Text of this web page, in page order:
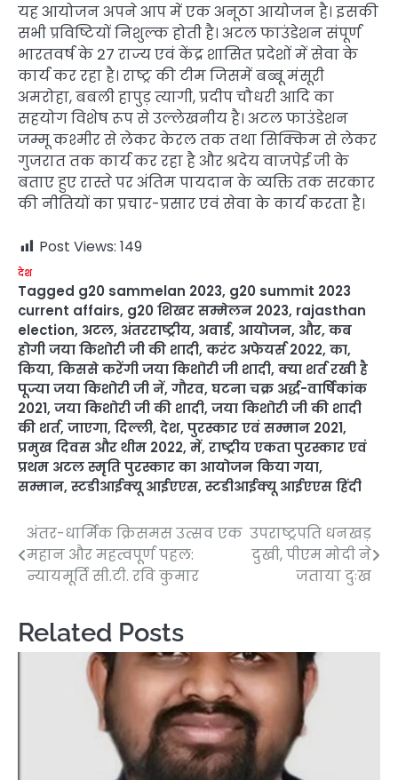
यह आयोजन अपने आप में एक अनूठा आयोजन है। इसकी
सभी प्रविष्टियों निशुल्क होती है। अटल फाउंडेशन संपूर्ण
भारतवर्ष के 27 राज्य एवं केंद्र शासित प्रदेशों में सेवा के
कार्य कर रहा है। राष्ट्र की टीम जिसमें बब्बू मंसूरी
अमरोहा, बबली हापुड़ त्यागी, प्रदीप चौधरी आदि का
सहयोग विशेष रूप से उल्लेखनीय है। अटल फाउंडेशन
जम्मू कश्मीर से लेकर केरल तक तथा सिक्किम से लेकर
गुजरात तक कार्य कर रहा है और श्रदेय वाजपेई जी के
बताए हुए रास्ते पर अंतिम पायदान के व्यक्ति तक सरकार
की नीतियों का प्रचार-प्रसार एवं सेवा के कार्य करता है।
Post Views: 149
देश
Tagged g20 sammelan 2023, g20 summit 2023
current affairs, g20 शिखर सम्मेलन 2023, rajasthan
election, अटल, अंतरराष्ट्रीय, अवार्ड, आयोजन, और, कब
होगी जया किशोरी जी की शादी, करंट अफेयर्स 2022, का,
किया, किससे करेंगी जया किशोरी जी शादी, क्या शर्त रखी है
पूज्या जया किशोरी जी नें, गौरव, घटना चक्र अर्द्ध-वार्षिकांक
2021, जया किशोरी जी की शादी, जया किशोरी जी की शादी
की शर्त, जाएगा, दिल्ली, देश, पुरस्कार एवं सम्मान 2021,
प्रमुख दिवस और थीम 2022, में, राष्ट्रीय एकता पुरस्कार एवं
प्रथम अटल स्मृति पुरस्कार का आयोजन किया गया,
सम्मान, स्टडीआईक्यू आईएएस, स्टडीआईक्यू आईएएस हिंदी
Post
navigation
अंतर-धार्मिक क्रिसमस उत्सव एक
महान और महत्वपूर्ण पहल:
न्यायमूर्ति सी.टी. रवि कुमार
उपराष्ट्रपति धनखड़
दुखी, पीएम मोदी ने
जताया दुःख
Related Posts